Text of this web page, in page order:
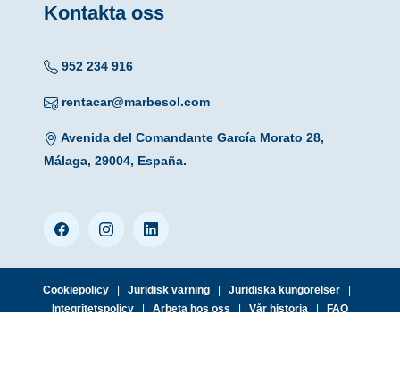
Kontakta oss
952 234 916
rentacar@marbesol.com
Avenida del Comandante García Morato 28,
Málaga, 29004, España.
Cookiepolicy | Juridisk varning | Juridiska kungörelser
|
Integritetspolicy
| Arbeta hos oss | Vår historia |
FAQ